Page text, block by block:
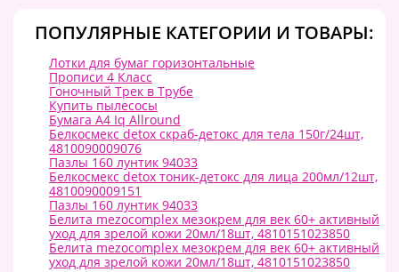
ПОПУЛЯРНЫЕ КАТЕГОРИИ И ТОВАРЫ:
Лотки для бумаг горизонтальные
Прописи 4 Класс
Гоночный Трек в Трубе
Купить пылесосы
Бумага А4 Iq Allround
Белкосмекс detox скраб-детокс для тела 150г/24шт,
4810090009076
Пазлы 160 лунтик 94033
Белкосмекс detox тоник-детокс для лица 200мл/12шт,
4810090009151
Пазлы 160 лунтик 94033
Белита mezocomplex мезокрем для век 60+ активный
уход для зрелой кожи 20мл/18шт, 4810151023850
Белита mezocomplex мезокрем для век 60+ активный
уход для зрелой кожи 20мл/18шт, 4810151023850